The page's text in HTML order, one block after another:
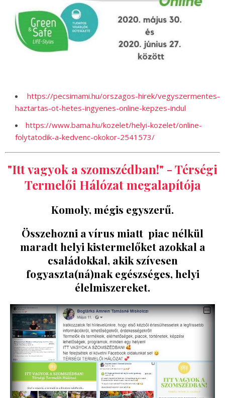
https://pecsimami.hu/orszagos-hirek/vegyszermentes-
haztartas-ot-hetes-ingyenes-online-kepzes-indul
https://www.bama.hu/kozelet/helyi-kozelet/online-
folytatodik-a-kedvenc-okokor-2541573/
"Itt vagyok a szomszédban!" - Térségi
Termelői Hálózat megalapítója
Komoly, mégis egyszerű.
Összehozni a vírus miatt piac nélkül
maradt helyi kistermelőket azokkal a
családokkal, akik szívesen
fogyaszta(ná)nak egészséges, helyi
élelmiszereket.